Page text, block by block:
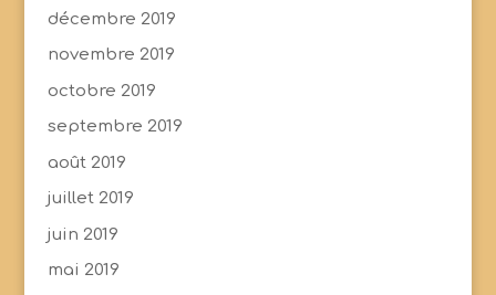
décembre 2019
novembre 2019
octobre 2019
septembre 2019
août 2019
juillet 2019
juin 2019
mai 2019